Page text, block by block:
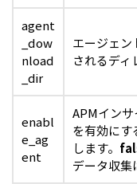
agent
_dow
nload
_dir
エージェン
されるディ
enabl
e_ag
ent
APMイン
を有効にす
します。
データ収集